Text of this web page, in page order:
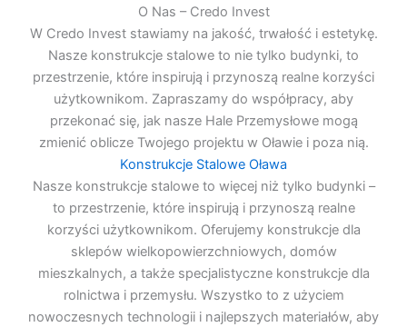
O Nas – Credo Invest
W Credo Invest stawiamy na jakość, trwałość i estetykę.
Nasze konstrukcje stalowe to nie tylko budynki, to
przestrzenie, które inspirują i przynoszą realne korzyści
użytkownikom. Zapraszamy do współpracy, aby
przekonać się, jak nasze Hale Przemysłowe mogą
zmienić oblicze Twojego projektu w Oławie i poza nią.
Konstrukcje Stalowe Oława
Nasze konstrukcje stalowe to więcej niż tylko budynki –
to przestrzenie, które inspirują i przynoszą realne
korzyści użytkownikom. Oferujemy konstrukcje dla
sklepów wielkopowierzchniowych, domów
mieszkalnych, a także specjalistyczne konstrukcje dla
rolnictwa i przemysłu. Wszystko to z użyciem
nowoczesnych technologii i najlepszych materiałów, aby